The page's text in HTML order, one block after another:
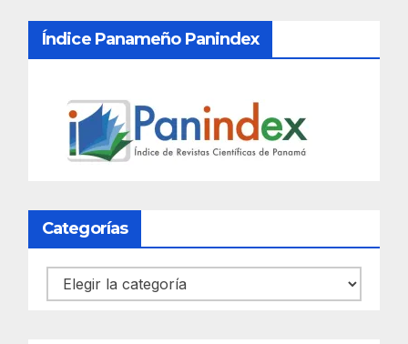
Índice Panameño Panindex
Categorías
Categorías